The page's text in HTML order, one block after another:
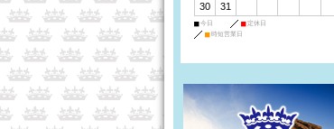
30
31
■ 今日 ■ 定休日
■ 時短営業日